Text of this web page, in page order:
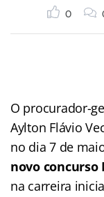
0
O procurador-
Aylton Flávio
no dia 7 de
novo concurso
na carreira